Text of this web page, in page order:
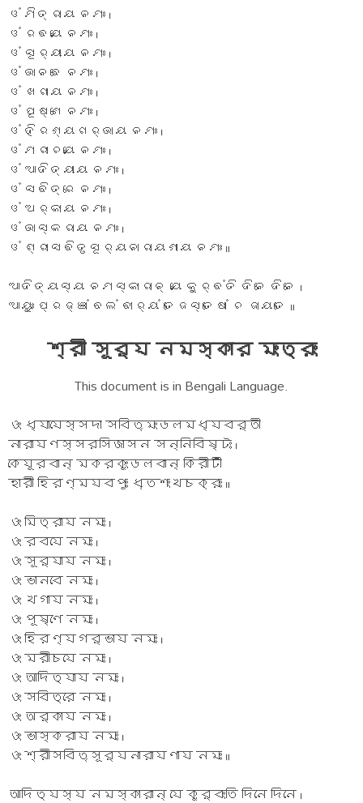
ଓଂ ମିତ୍ରାୟ ନମଃ ।
ଓଂ ରଵୟେ ନମଃ ।
ଓଂ ସୂର୍ୟାୟ ନମଃ ।
ଓଂ ଭାନଵେ ନମଃ ।
ଓଂ ଖଗାୟ ନମଃ ।
ଓଂ ପୂଷ୍ଣେ ନମଃ ।
ଓଂ ହିରଣ୍ୟଗର୍ଭାୟ ନମଃ ।
ଓଂ ମରୀଚୟେ ନମଃ ।
ଓଂ ଆଦିତ୍ୟାୟ ନମଃ ।
ଓଂ ସଵିତ୍ରେ ନମଃ ।
ଓଂ ଅର୍କାୟ ନମଃ ।
ଓଂ ଭାସ୍କରାୟ ନମଃ ।
ଓଂ ଶ୍ରୀସଵିତୃସୂର୍ୟନାରାୟଣାୟ ନମଃ ॥
ଆଦିତ୍ୟସ୍ୟ ନମସ୍କାରାନ୍ ୟେ କୁର୍ଵଂତି ଦିନେ ଦିନେ ।
ଆୟୁଃ ପ୍ରଜ୍ଞାଂ ବଲଂ ଵୀର୍ୟଂ ତେଜସ୍ତେଷାଂ ଚ ଜାୟତେ ॥
শ্রী সূর্য নমস্কার মংত্রং
This document is in Bengali Language.
ওং ধ্যাযেস্সদা সবিতৃমংডলমধ্যবর্তী
নারাযণস্সরসিজাসন সন্নিবিষ্টঃ ।
কেযূরবান্ মকরকুংডলবান্ কিরীটী
হারী হিরণ্মযবপুঃ ধৃতশংখচক্রঃ ॥
ওং মিত্রায নমঃ ।
ওং রবযে নমঃ ।
ওং সূর্যায নমঃ ।
ওং ভানবে নমঃ ।
ওং খগায নমঃ ।
ওং পূষ্ণে নমঃ ।
ওং হিরণ্যগর্ভায নমঃ ।
ওং মরীচযে নমঃ ।
ওং আদিত্যায নমঃ ।
ওং সবিত্রে নমঃ ।
ওং অর্কায নমঃ ।
ওং ভাস্করায নমঃ ।
ওং শ্রীসবিতৃসূর্যনারাযণায নমঃ ॥
আদিত্যস্য নমস্কারান্ যে কুর্বংতি দিনে দিনে ।